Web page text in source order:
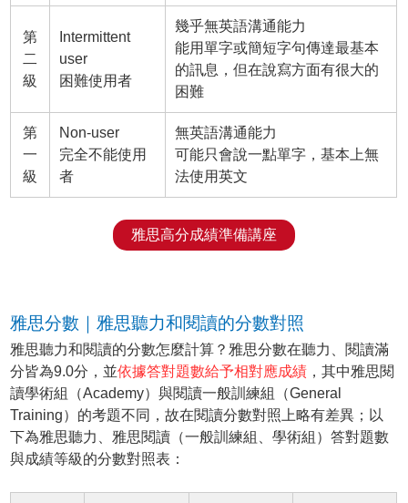
第
二
級
Intermittent
user
困難使用者
幾乎無英語溝通能力
能用單字或簡短字句傳達最基本
的訊息，但在說寫方面有很大的
困難
第
一
級
Non-user
完全不能使用
者
無英語溝通能力
可能只會說一點單字，基本上無
法使用英文
雅思高分成績準備講座
雅思分數｜雅思聽力和閱讀的分數對照
雅思聽力和閱讀的分數怎麼計算？雅思分數在聽力、閱讀滿
分皆為9.0分，並依據答對題數給予相對應成績 ，其中雅思閱
讀學術組（Academy）與閱讀一般訓練組（General
Training）的考題不同，故在閱讀分數對照上略有差異；以
下為雅思聽力、雅思閱讀（一般訓練組、學術組）答對題數
與成績等級的分數對照表：